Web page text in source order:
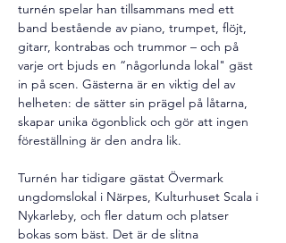
turnén spelar han tillsammans med ett
band bestående av piano, trumpet, flöjt,
gitarr, kontrabas och trummor – och på
varje ort bjuds en “någorlunda lokal" gäst
in på scen. Gästerna är en viktig del av
helheten: de sätter sin prägel på låtarna,
skapar unika ögonblick och gör att ingen
föreställning är den andra lik.
Turnén har tidigare gästat Övermark
ungdomslokal i Närpes, Kulturhuset Scala i
Nykarleby, och fler datum och platser
bokas som bäst. Det är de slitna